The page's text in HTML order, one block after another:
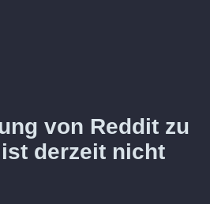
von Reddit zu
derzeit nicht